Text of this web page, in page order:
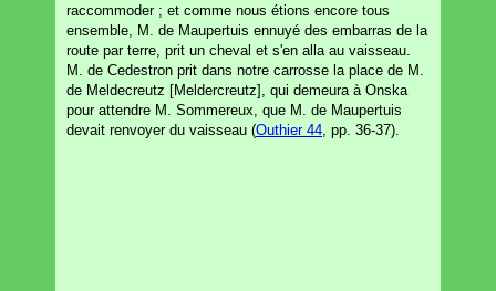
raccommoder ; et comme nous étions encore tous
ensemble, M. de Maupertuis ennuyé des embarras de la
route par terre, prit un cheval et s'en alla au vaisseau.
M. de Cedestron prit dans notre carrosse la place de M.
de Meldecreutz [Meldercreutz], qui demeura à Onska
pour attendre M. Sommereux, que M. de Maupertuis
devait renvoyer du vaisseau (Outhier 44 , pp. 36-37).